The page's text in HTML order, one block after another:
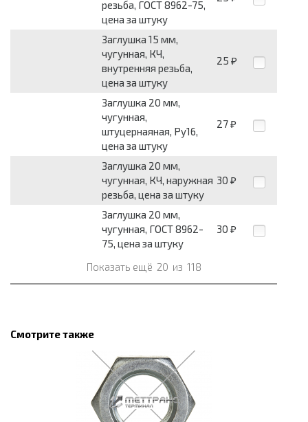
резьба, ГОСТ 8962-75,
цена за штуку
Заглушка 15 мм,
чугунная, КЧ,
внутренняя резьба,
цена за штуку
25 ₽
Заглушка 20 мм,
чугунная,
штуцернаяная, Ру16,
цена за штуку
27 ₽
Заглушка 20 мм,
чугунная, КЧ, наружная
резьба, цена за штуку
30 ₽
Заглушка 20 мм,
чугунная, ГОСТ 8962-
75, цена за штуку
30 ₽
Показать ещё 20 из 118
Смотрите также